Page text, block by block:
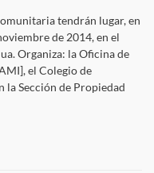
tendrán lugar, en
de 2014, en el
Organiza: la Oficina de
el Colegio de
la Sección de Propiedad